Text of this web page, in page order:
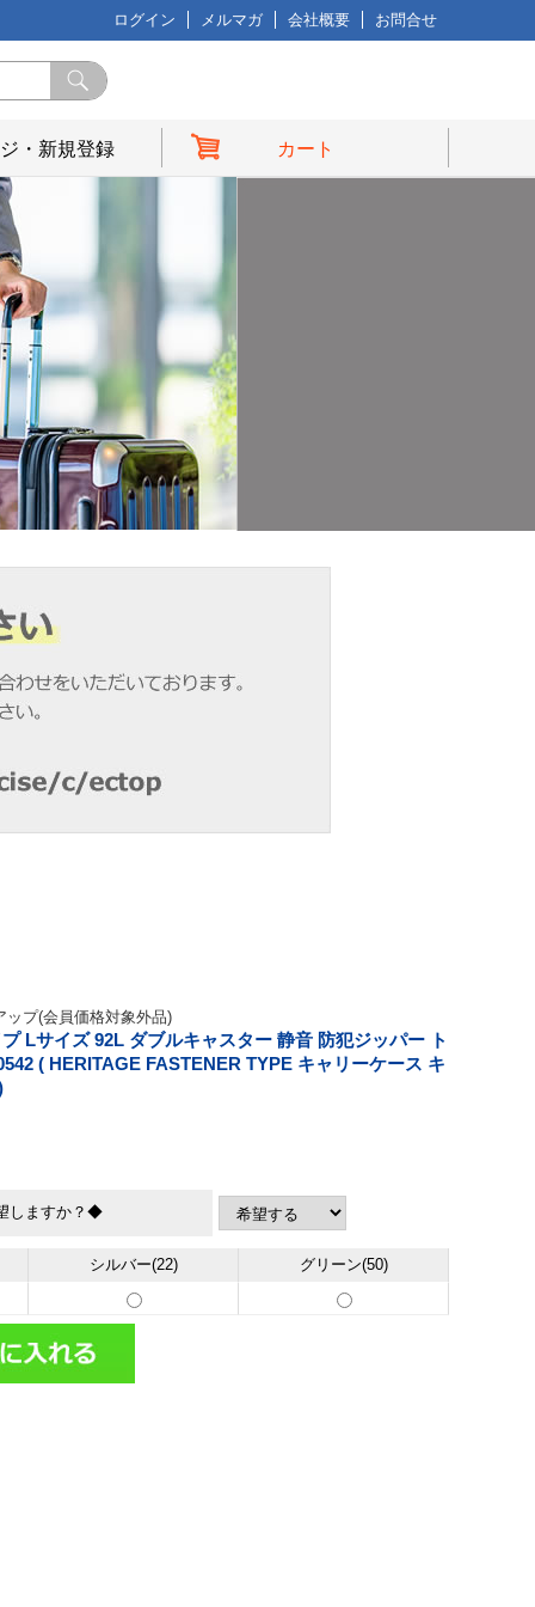
ログイン メルマガ 会社概要 お問合せ
・新規登録 カート
ップ(会員価格対象外品)
Lサイズ 92L ダブルキャスター 静音 防犯ジッパー ト
( HERITAGE FASTENER TYPE キャリーケース キ
しますか？◆
シルバー(22) グリーン(50)